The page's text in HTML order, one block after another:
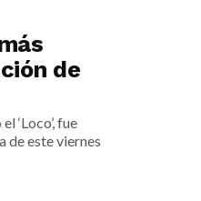
de
‘Loco’, fue
de este viernes